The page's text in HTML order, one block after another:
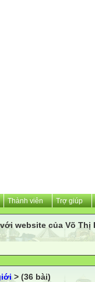
Thành viên Trợ giúp
website của Võ Thị
> (36 bài)